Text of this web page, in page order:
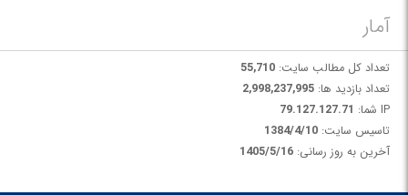
آمار
تعداد کل مطالب سایت: 55,710
تعداد بازدید ها: 2,998,237,995
IP شما:
79.127.127.71
تاسیس سایت: 1384/4/10
آخرین به روز رسانی: 1405/5/16